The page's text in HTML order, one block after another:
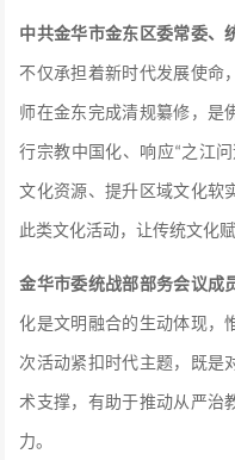
中共金华市金东区委常委、
不仅承担着新时代发展使命
师在金东完成清规纂修，是
行宗教中国化、响应“之江
文化资源、提升区域文化软
此类文化活动，让传统文化
金华市委统战部部务会议成
化是文明融合的生动体现，
次活动紧扣时代主题，既是
术支撑，有助于推动从严治
力。